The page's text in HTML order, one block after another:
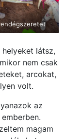
látsz,
nem csak
arcokat,
volt.
az
magam